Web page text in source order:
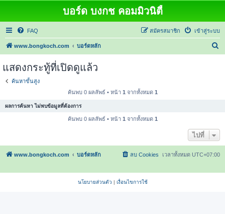
บอร์ด บงกช คอมมิวนิตี้
FAQ เข้าสู่ระบบ
สมัครสมาชิก
www.bongkoch.com บอร์ดหลัก
แสดงกระทู้ที่เปิดดูแล้ว
ค้นหาขั้นสูง
ค้นพบ 0 ผลลัพธ์ • หน้า 1 จากทั้งหมด 1
ผลการค้นหา ไม่พบข้อมูลที่ต้องการ
ค้นพบ 0 ผลลัพธ์ • หน้า 1 จากทั้งหมด 1
ไปที่
www.bongkoch.com บอร์ดหลัก เวลาทั้งหมด UTC+07:00
ลบ Cookies
นโยบายส่วนตัว | เงื่อนไขการใช้